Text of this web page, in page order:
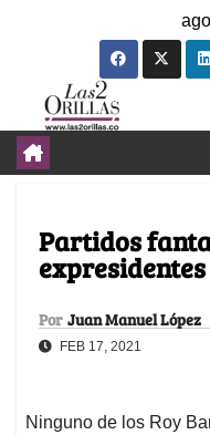
Partidos
Por Juan Manuel López
FEB 17, 2021
Ninguno de los Roy